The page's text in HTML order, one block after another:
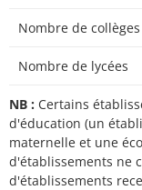
Nombre de collèges
Nombre de lycées
NB : Certains
d'éducation (un
maternelle et une
d'établissements ne
d'établissements